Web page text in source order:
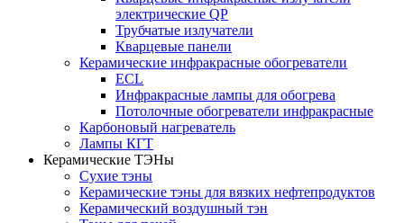
электрические QP
Трубчатые излучатели
Кварцевые панели
Керамические инфракрасные обогреватели
ECL
Инфракрасные лампы для обогрева
Потолочные обогреватели инфракрасные
Карбоновый нагреватель
Лампы КГТ
Керамические ТЭНы
Сухие тэны
Керамические тэны для вязких нефтепродуктов
Керамический воздушный тэн